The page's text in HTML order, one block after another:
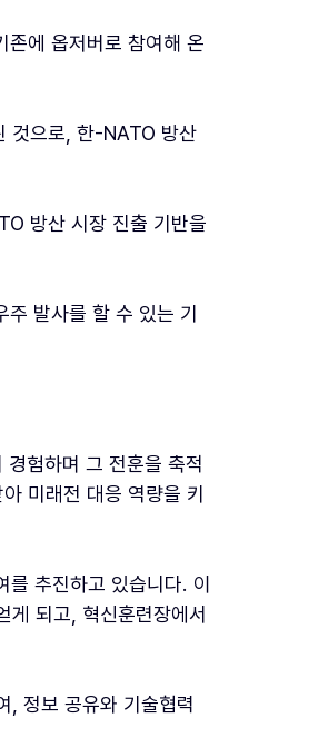
존에 옵저버로 참여해 온
것으로, 한-NATO 방산
방산 시장 진출 기반을
발사를 할 수 있는 기
험하며 그 전훈을 축적
미래전 대응 역량을 키
를 추진하고 있습니다. 이
게 되고, 혁신훈련장에서
, 정보 공유와 기술협력